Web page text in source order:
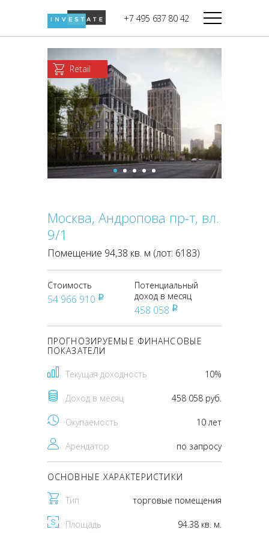
+7 495 637 80 42
Дикси
Мираторг
Магнолия
В башне
Башня Федерация-II
Башня Федерация-I
Восток
Город Столиц,
Северный блок
Город Столиц,
Южный блок
Retail
Москва, Андропова пр-т, вл.
9/1
Помещение 94,38 кв. м (лот: 6183)
Стоимость
54 966 910 pуб
Потенциальный
доход в месяц
458 058 pуб
ПРОГНОЗИРУЕМЫЕ ФИНАНСОВЫЕ
ПОКАЗАТЕЛИ
Текущая доходность 10%
Доход в месяц 458 058 руб.
Окупаемость 10 лет
Арендатор по запросу
ОСНОВНЫЕ ХАРАКТЕРИСТИКИ
Тип торговые помещения
Площадь 94.38 кв. м.